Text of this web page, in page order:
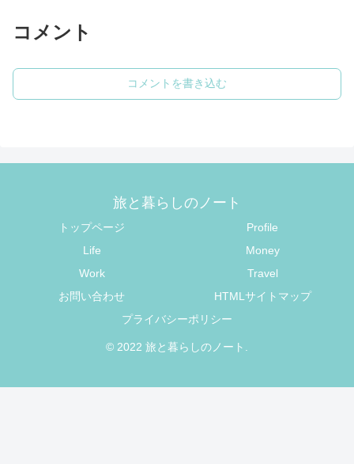
コメント
コメントを書き込む
旅と暮らしのノート
トップページ
Profile
Life
Money
Work
Travel
お問い合わせ
HTMLサイトマップ
プライバシーポリシー
© 2022 旅と暮らしのノート.